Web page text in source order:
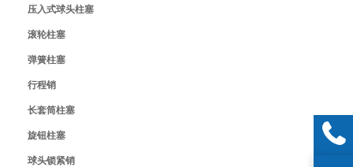
压入式球头柱塞
滚轮柱塞
弹簧柱塞
行程销
长套筒柱塞
旋钮柱塞
球头锁紧销